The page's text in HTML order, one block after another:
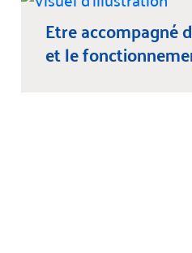
Etre accompagné
et le